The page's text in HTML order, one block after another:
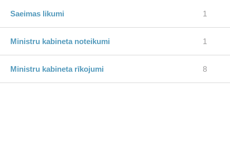
Saeimas likumi 1
Ministru kabineta noteikumi 1
Ministru kabineta rīkojumi 8